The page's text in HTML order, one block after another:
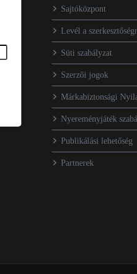
Sajtóközpont
Levél a
Süti szabályzat
Szerzői jogok
Márkabiztonsági
Nyereményjáték
Publikálási lehetőség
Partnerek